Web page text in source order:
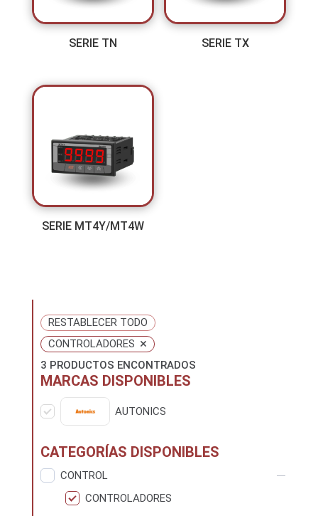
SERIE TN SERIE TX
SERIE MT4Y/MT4W
RESTABLECER TODO
CONTROLADORES ×
3 PRODUCTOS ENCONTRADOS
MARCAS DISPONIBLES
AUTONICS
CATEGORÍAS DISPONIBLES
CONTROL
CONTROLADORES